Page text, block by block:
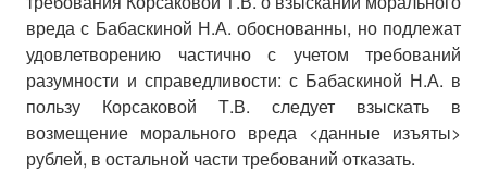
вреда с Бабаскиной Н.А. обоснованны, но подлежат
удовлетворению частично с учетом требований
разумности и справедливости: с Бабаскиной Н.А. в
пользу Корсаковой Т.В. следует взыскать в
возмещение морального вреда <данные изъяты>
рублей, в остальной части требований отказать.